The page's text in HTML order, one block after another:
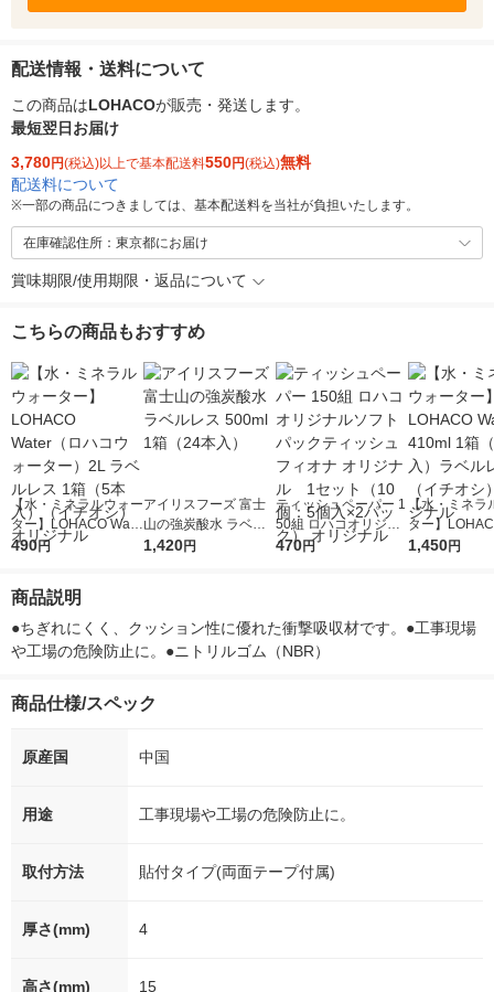
配送情報・送料について
この商品はLOHACOが販売・発送します。
最短翌日お届け
3,780円(税込)以上で基本配送料550円(税込)無料
配送料について
※一部の商品につきましては、基本配送料を当社が負担いたします。
在庫確認住所：東京都にお届け
賞味期限/使用期限・返品について
こちらの商品もおすすめ
【水・ミネラルウォー
ター】LOHACO Wate
r（ロハコウォータ
シ） オリジナル
490円
アイリスフーズ 富士
山の強炭酸水 ラベル
レス 500ml 1箱（24
1,420円
ティッシュペーパー 1
50組 ロハコオリジナ
ルソフトパックティッ
オリジナル
470円
【水・ミネラ
ター】
r 410ml 1箱（
1,450円
商品説明
●ちぎれにくく、クッション性に優れた衝撃吸収材です。●工事現場
や工場の危険防止に。●ニトリルゴム（NBR）
商品仕様/スペック
原産国 中国
用途 工事現場や工場の危険防止に。
取付方法 貼付タイプ(両面テープ付属)
厚さ(mm) 4
高さ(mm) 15